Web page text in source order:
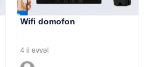
Wifi domofon
4 il əvvəl